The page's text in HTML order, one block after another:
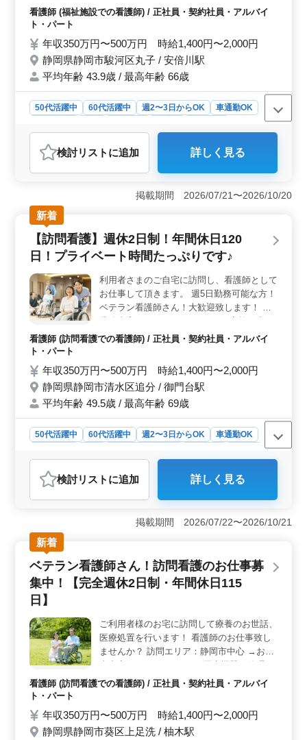
師実務経験5年以上が求められるため、経験豊富な方が活
躍できる環境です。また、60代の方も大歓迎していま
す。年齢や経験を活かして、より深いケアを提供できま
す。さらに、利用者様との信頼関係を築きながら、地域
に貢献するやりがいを感じることができるでしょう。
泄補助 〜求人の特徴〜 ・現在子育て中のマ
勤なし 皆様からのご応募お待ちしておりま
す！
看護師 (福祉施設での看護師) / 正社員・契約社員・アルバイ
ト・パート
年収350万円〜500万円 時給1,400円〜2,000円
静岡県静岡市駿河区丸子 / 安倍川駅
平均年齢 43.9歳 / 最高年齢 66歳
50代活躍中 60代活躍中 週2〜3日からOK
車通勤OK
おすすめポイント
＜働きやすさ＞ この特別養護老人ホームでは、週3〜5
日の勤務が可能で、プライベートとの両立がしやすい環
境です。夜勤がないので、家庭や趣味との時間を大切に
しながら働くことができます。特にママさん看護師が多
く活躍しており、子育てとの両立がしやすい環境で
す。 ＜業務内容＞ 入居者様の健康管理を担当しま
す。バイタルチェックや配薬準備、外出の付き添い、食
す。特養での看護業務に興味のある方、ぜひご応募くだ
さい。 ＜特徴＞ 正看護師もしくは准看護師免許が
必要で、看護師実務経験が5年以上ある方を募集していま
す。静岡市駿河区丸子に位置する特別養護老人ホーム
で、地域の高齢者の方々に寄り添った看護を提供しませ
んか？
検討リスト に追加 詳しく見る
掲載期間 2026/07/21〜2026/10/20
新着
【訪問看護】週休2日制！年間休日120
日！プライベート時間たっぷりです♪
利用者さまのご自宅に訪問し、看護師として
お仕事して頂きます。 週5日勤務可能な方！
ベテラン看護師さん！大歓迎致します！ ＊
援、相談 ・カテーテル交換やケア ・服薬指
業少なめ 週休2日制で年間休日120日♪ プラ
イベート時間たっぷり作れます！ 皆様のご
応募お待ちしております！
看護師 (訪問看護での看護師) / 正社員・契約社員・アルバイ
ト・パート
年収350万円〜500万円 時給1,400円〜2,000円
静岡県静岡市清水区追分 / 御門台駅
平均年齢 49.5歳 / 最高年齢 69歳
50代活躍中 60代活躍中 週2〜3日からOK
車通勤OK
おすすめポイント
＜充実の働きやすさ＞ 週休2日制で年間休日が120日と
いう働きやすい環境が整っています。残業も少なく、プ
ライベートな時間を大切にしながらお仕事ができます。
車通勤も可能で、通勤時間のストレスも軽減されま
す。 ＜訪問看護のやりがい＞ 利用者様のご自宅
で、バイタルチェックや家族への支援・相談、医療処置
などを行います。その場でのサポートやコミュニケーシ
ョンを通じて、地域の方々の健康と安心を支える大切な
お仕事です。 ＜シニア世代も活躍中＞ 現在、60歳
以上の方も活躍されており、経験豊富な方々のご応募を
お待ちしています。年齢や経験に関係なく、チームでの
活動を通じて、地域医療に貢献できるところが魅力で
す。
検討リスト に追加 詳しく見る
掲載期間 2026/07/22〜2026/10/21
新着
ベテラン看護師さん！訪問看護のお仕事募
集中！【完全週休2日制・年間休日115
日】
ご利用者様のお宅に訪問して療養のお世話、
医療処置を行います！ 看護師のお仕事致し
ませんか？ 訪問エリア：静岡市中心 →お仕
指導 褥瘡(床ずれ)の予防 家族の支援・相談
テラン経験者の看護師さん是非ご応募して下
さい！ 皆様のご応募お待ちしております！
看護師 (訪問看護での看護師) / 正社員・契約社員・アルバイ
ト・パート
年収350万円〜500万円 時給1,400円〜2,000円
静岡県静岡市葵区上足洗 / 柚木駅